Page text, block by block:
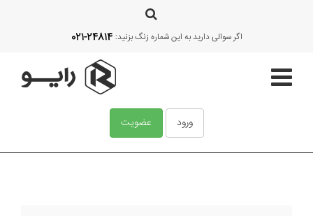
اگر سوالی دارید به این شماره زنگ بزنید: 021-24814
ورود عضویت